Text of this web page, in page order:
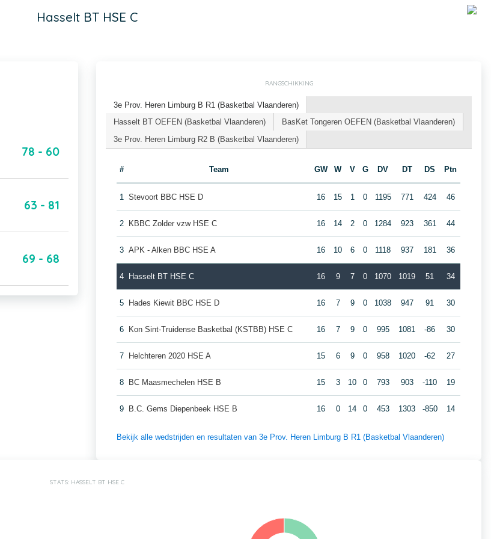
Hasselt BT HSE C
78 - 60
63 - 81
69 - 68
RANGSCHIKKING
3e Prov. Heren Limburg B R1 (Basketbal Vlaanderen)
Hasselt BT OEFEN (Basketbal Vlaanderen)
BasKet Tongeren OEFEN (Basketbal Vlaanderen)
3e Prov. Heren Limburg R2 B (Basketbal Vlaanderen)
# Team GW W V G DV DT DS Ptn
1 Stevoort BBC HSE D 16 15 1 0 1195 771 424 46
2 KBBC Zolder vzw HSE C 16 14 2 0 1284 923 361 44
3 APK - Alken BBC HSE A 16 10 6 0 1118 937 181 36
4 Hasselt BT HSE C 16 9 7 0 1070 1019 51 34
5 Hades Kiewit BBC HSE D 16 7 9 0 1038 947 91 30
6 Kon Sint-Truidense Basketbal (KSTBB) HSE C 16 7 9 0 995 1081 -86 30
7 Helchteren 2020 HSE A 15 6 9 0 958 1020 -62 27
8 BC Maasmechelen HSE B 15 3 10 0 793 903 -110 19
9 B.C. Gems Diepenbeek HSE B 16 0 14 0 453 1303 -850 14
Bekijk alle wedstrijden en resultaten van 3e Prov. Heren Limburg B R1 (Basketbal Vlaanderen)
STATS: HASSELT BT HSE C